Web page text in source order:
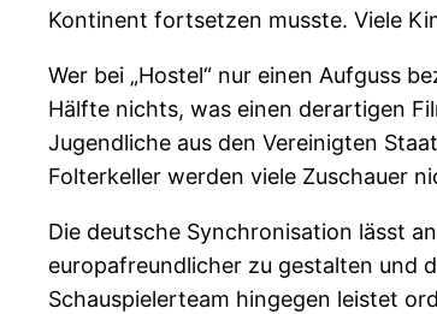
Kontinent fortsetzen musste. Viele
Wer bei „Hostel“ nur einen Aufguss
Hälfte nichts, was einen derartigen
Jugendliche aus den Vereinigten
Folterkeller werden viele Zuschauer
Die deutsche Synchronisation lässt
europafreundlicher zu gestalten und
Schauspielerteam hingegen leistet